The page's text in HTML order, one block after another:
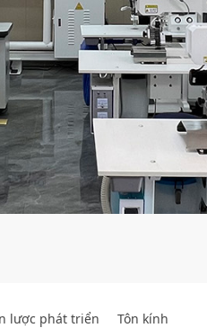
lược phát triển Tôn kính